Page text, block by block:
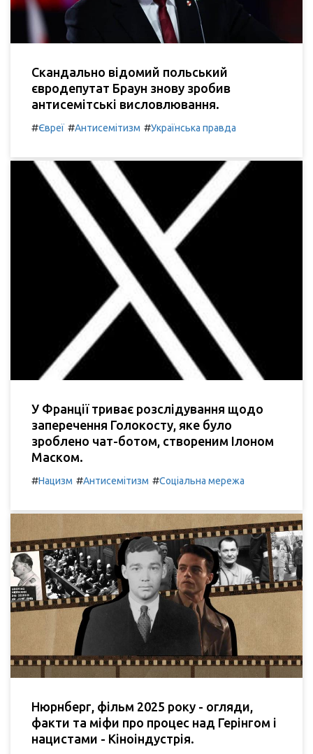
Скандально відомий польський
євродепутат Браун знову зробив
антисемітські висловлювання.
#Євреї #Антисемітизм #Українська правда
У Франції триває розслідування щодо
заперечення Голокосту, яке було
зроблено чат-ботом, створеним Ілоном
Маском.
#Нацизм #Антисемітизм #Соціальна мережа
Нюрнберг, фільм 2025 року - огляди,
факти та міфи про процес над Герінгом і
нацистами - Кіноіндустрія.